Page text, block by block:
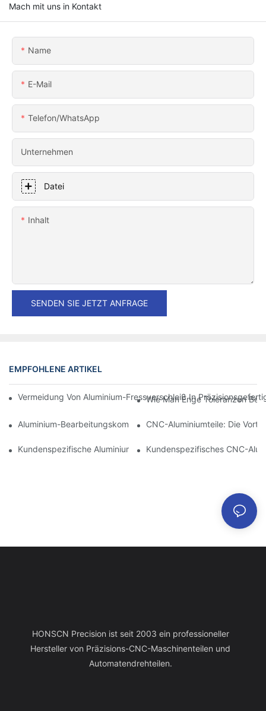
Mach mit uns in Kontakt
Name
E-Mail
Telefon/WhatsApp
Unternehmen
Datei
Inhalt
SENDEN SIE JETZT ANFRAGE
EMPFOHLENE ARTIKEL
Vermeidung Von Aluminium-Fressverschleiß In
Wie Man Enge Toleranzen
Aluminium-Bearbeitungskomponenten: Anpassung Für
CNC-Aluminiumteile: Die
Kundenspezifische Aluminiumbearbeitung: Entdecken Sie Die
Kundenspezifisches CNC-
HONSCN Precision ist seit 2003 ein professioneller
Hersteller von Präzisions-CNC-Maschinenteilen und
Automatendrehteilen.